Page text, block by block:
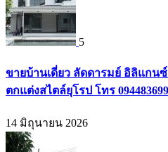
5
ขายบ้านเดี่ยว ลัดดารมย์ อิลิแกน
ตกแต่งสไตล์ยุโรป โทร
14 มิถุนายน 2026